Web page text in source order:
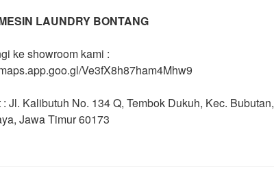
LAUNDRY BONTANG
ke showroom kami :
Ve3fX8h87ham4Mhw9
Jl. Kalibutuh No. 134 Q, Tembok Dukuh, Kec. Bubutan,
Jawa Timur 60173